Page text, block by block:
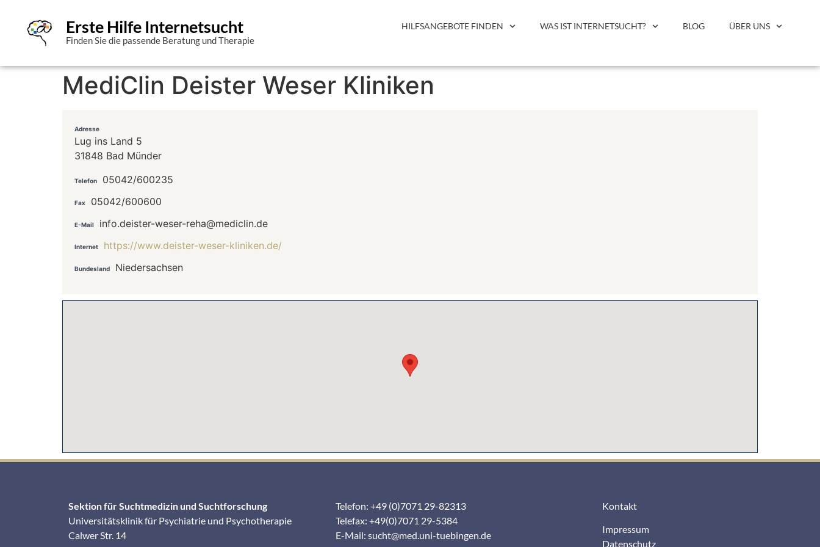
Erste Hilfe Internetsucht
Finden Sie die passende Beratung und Therapie
HILFSANGEBOTE FINDEN WAS IST INTERNETSUCHT? BLOG ÜBER UNS
MediClin Deister Weser Kliniken
Adresse
Lug ins Land 5
31848 Bad Münder
Telefon 05042/600235
Fax 05042/600600
E-Mail info.deister-weser-reha@mediclin.de
Internet https://www.deister-weser-kliniken.de/
Bundesland Niedersachsen
Sektion für Suchtmedizin und Suchtforschung
Universitätsklinik für Psychiatrie und Psychotherapie
Calwer Str. 14
Telefon: +49 (0)7071 29-82313
Telefax: +49(0)7071 29-5384
E-Mail: sucht@med.uni-tuebingen.de
Kontakt
Impressum
Datenschutz